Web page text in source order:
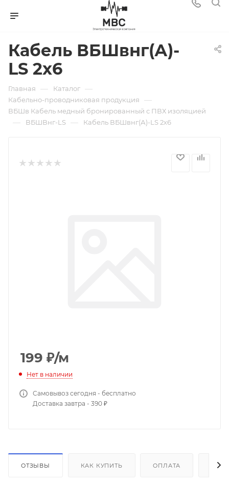
Кабель ВБШвнг(А)-
LS 2х6
Главная — Каталог —
Кабельно-проводниковая продукция —
ВБШв Кабель медный бронированный с ПВХ изоляцией
— ВБШВнг-LS — Кабель ВБШвнг(А)-LS 2х6
199 ₽/м
Нет в наличии
Самовывоз сегодня - бесплатно
Доставка завтра - 390 ₽
ОТЗЫВЫ КАК КУПИТЬ ОПЛАТА